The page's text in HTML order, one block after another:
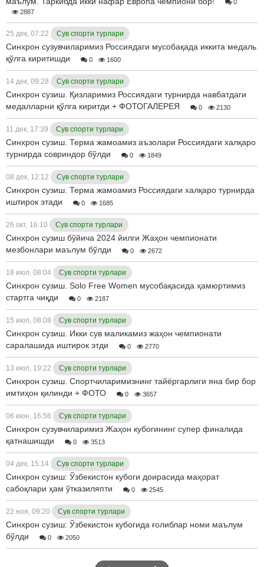
0
2887
25 дек, 07:22 Сув спорти турлари
Синхрон сузувчиларимиз Россиядаги мусобақада иккита медаль
қўлга киритишди
0 1600
14 дек, 09:28 Сув спорти турлари
Синхрон сузиш. Қизларимиз Россиядаги турнирда навбатдаги
медалларни қўлга киритди + ФОТОГАЛЕРЕЯ
0 2130
11 дек, 17:39 Сув спорти турлари
Синхрон сузиш. Терма жамоамиз аъзолари Россиядаги халқаро
турнирда совриндор бўлди
0 1849
08 дек, 12:12 Сув спорти турлари
Синхрон сузиш. Терма жамоамиз Россиядаги халқаро турнирда
иштирок этади
0 1685
26 окт, 16:10 Сув спорти турлари
Синхрон сузиш бўйича 2024 йилги Жаҳон чемпионати
мезбонлари маълум бўлди
0 2672
18 июл, 08:04 Сув спорти турлари
Синхрон сузиш. Solo Free Women мусобақасида ҳамюртимиз
стартга чиқди
0 2187
15 июл, 08:08 Сув спорти турлари
Синхрон сузиш. Икки сув маликамиз жаҳон чемпионати
саралашида иштирок этди
0 2770
13 июл, 19:22 Сув спорти турлари
Синхрон сузиш. Спортчиларимизнинг тайёргарлиги яна бир бор
имтиҳон қилинди + ФОТО
0 3657
06 июн, 16:56 Сув спорти турлари
Синхрон сузувчиларимиз Жаҳон кубогининг супер финалида
қатнашишди
0 3513
04 дек, 15:14 Сув спорти турлари
Синхрон сузиш: Ўзбекистон кубоги доирасида маҳорат
сабоқлари ҳам ўтказиляпти
0 2545
22 ноя, 09:20 Сув спорти турлари
Синхрон сузиш: Ўзбекистон кубогида ғолиблар номи маълум
бўлди
0 2050